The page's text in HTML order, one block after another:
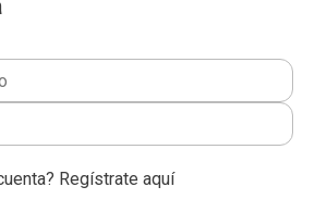
Regístrate aquí